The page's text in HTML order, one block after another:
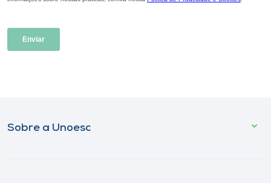
Sobre a Unoesc